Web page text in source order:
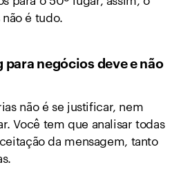
é tudo.
negócios deve e não
não é se justificar, nem
Você tem que analisar todas
da mensagem, tanto